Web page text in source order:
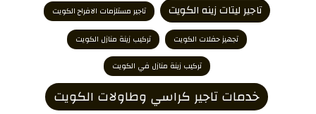
تاجير ليتات زينه الكويت
تاجير مستلزمات الافراح الكويت
تجهيز حفلات الكويت
تركيب زينة منازل الكويت
تركيب زينة منازل في الكويت
خدمات تاجير كراسي وطاولات الكويت